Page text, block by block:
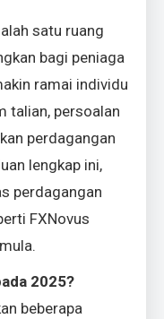
satu ruang
bagi peniaga
ramai individu
talian, persoalan
perdagangan
lengkap ini,
perdagangan
FXNovus
2025?
beberapa